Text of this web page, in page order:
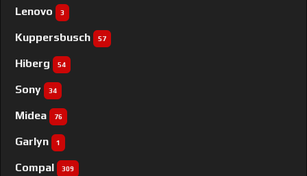
Lenovo 3
Kuppersbusch 57
Hiberg 54
Sony 34
Midea 76
Garlyn 1
Compal 309